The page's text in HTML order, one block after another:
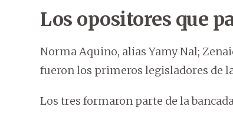
Los opositores que
Norma Aquino, alias Yamy Nal;
fueron los primeros legisladores de
Los tres formaron parte de la